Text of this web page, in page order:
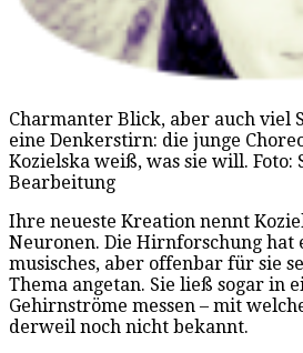
Charmanter Blick, aber auch viel
eine Denkerstirn: die junge
Kozielska weiß, was sie will.
Bearbeitung
Ihre neueste Kreation nennt
Neuronen. Die Hirnforschung hat
musisches, aber offenbar für sie
Thema angetan. Sie ließ sogar in
Gehirnströme messen – mit
derweil noch nicht bekannt.